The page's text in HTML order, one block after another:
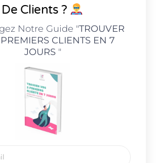
De Clients ?
Notre Guide "TROUVER
CLIENTS EN 7
JOURS"